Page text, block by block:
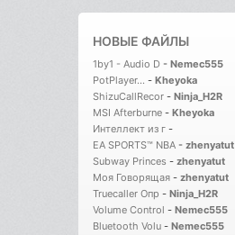
НОВЫЕ ФАЙЛЫ
1by1 - Audio D - Nemec555
PotPlayer... - Kheyoka
ShizuCallRecor - Ninja_H2R
MSI Afterburne - Kheyoka
Интеллект из г -
EA SPORTS™ NBA - zhenyatut
Subway Princes - zhenyatut
Моя Говорящая - zhenyatut
Truecaller Опр - Ninja_H2R
Volume Control - Nemec555
Bluetooth Volu - Nemec555